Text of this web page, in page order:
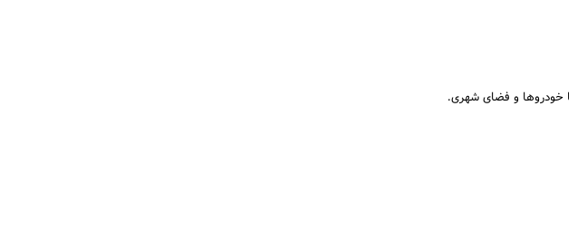
خودروها و فضای شهری.